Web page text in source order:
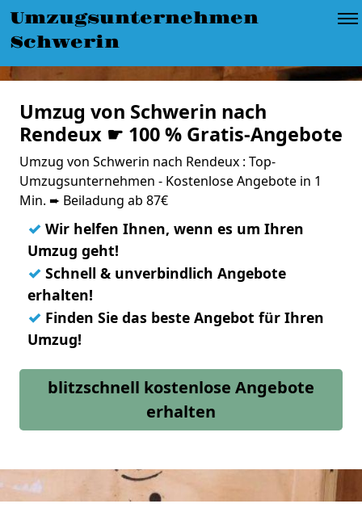
Umzugsunternehmen
Schwerin
Umzug von Schwerin nach
Rendeux ☛ 100 % Gratis-Angebote
Umzug von Schwerin nach Rendeux : Top-
Umzugsunternehmen - Kostenlose Angebote in 1
Min. ➨ Beiladung ab 87€
✓ Wir helfen Ihnen, wenn es um Ihren
Umzug geht!
✓ Schnell & unverbindlich Angebote
erhalten!
✓ Finden Sie das beste Angebot für Ihren
Umzug!
blitzschnell kostenlose Angebote
erhalten